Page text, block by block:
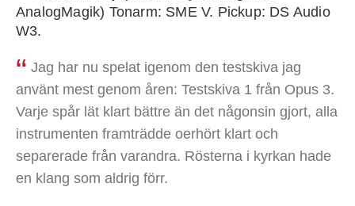
AnalogMagik) Tonarm: SME V. Pickup: DS Audio
W3.
Jag har nu spelat igenom den testskiva jag
använt mest genom åren: Testskiva 1 från Opus 3.
Varje spår lät klart bättre än det någonsin gjort, alla
instrumenten framträdde oerhört klart och
separerade från varandra. Rösterna i kyrkan hade
en klang som aldrig förr.